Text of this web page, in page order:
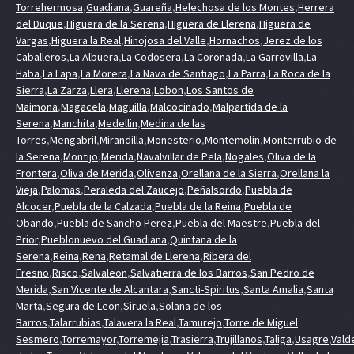
Torrehermosa,Guadiana,Guareña,Helechosa de los Montes,Herrera
del Duque,Higuera de la Serena,Higuera de Llerena,Higuera de
Vargas,Higuera la Real,Hinojosa del Valle,Hornachos,Jerez de los
Caballeros,La Albuera,La Codosera,La Coronada,La Garrovilla,La
Haba,La Lapa,La Morera,La Nava de Santiago,La Parra,La Roca de la
Sierra,La Zarza,Llera,Llerena,Lobon,Los Santos de
Maimona,Magacela,Maguilla,Malcocinado,Malpartida de la
Serena,Manchita,Medellin,Medina de las
Torres,Mengabril,Mirandilla,Monesterio,Montemolin,Monterrubio de
la Serena,Montijo,Merida,Navalvillar de Pela,Nogales,Oliva de la
Frontera,Oliva de Merida,Olivenza,Orellana de la Sierra,Orellana la
Vieja,Palomas,Peraleda del Zaucejo,Peñalsordo,Puebla de
Alcocer,Puebla de la Calzada,Puebla de la Reina,Puebla de
Obando,Puebla de Sancho Perez,Puebla del Maestre,Puebla del
Prior,Pueblonuevo del Guadiana,Quintana de la
Serena,Reina,Rena,Retamal de Llerena,Ribera del
Fresno,Risco,Salvaleon,Salvatierra de los Barros,San Pedro de
Merida,San Vicente de Alcantara,Sancti-Spiritus,Santa Amalia,Santa
Marta,Segura de Leon,Siruela,Solana de los
Barros,Talarrubias,Talavera la Real,Tamurejo,Torre de Miguel
Sesmero,Torremayor,Torremejia,Trasierra,Trujillanos,Taliga,Usagre,